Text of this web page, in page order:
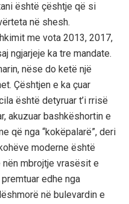
është çështje që si
në shesh.
me vota 2013, 2017,
ngjarjeje ka tre mandate.
nëse do ketë një
Çështjen e ka çuar
është detyruar t’i rrisë
akuzuar bashkëshortin e
që nga “kokëpalarë”, deri
moderne është
nën mbrojtje vrasësit e
edhe nga
në bulevardin e